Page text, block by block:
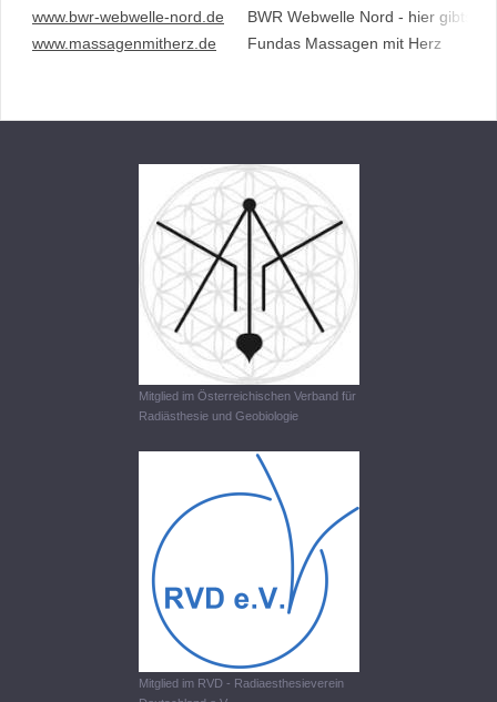
www.bwr-webwelle-nord.de
BWR Webwelle Nord - hier gibts
www.massagenmitherz.de
Fundas Massagen mit Herz
Mitglied im Österreichischen Verband für
Radiästhesie und Geobiologie
Mitglied im RVD - Radiaesthesieverein